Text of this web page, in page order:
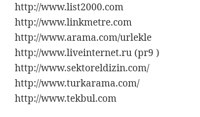
http://www.list2000.com
http://www.linkmetre.com
http://www.arama.com/urlekle
http://www.liveinternet.ru (pr9 )
http://www.sektoreldizin.com/
http://www.turkarama.com/
http://www.tekbul.com